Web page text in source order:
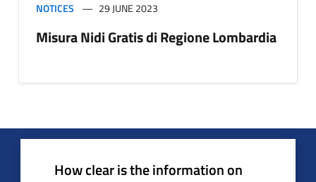
NOTICES 29 JUNE 2023
Misura Nidi Gratis di Regione Lombardia
How clear is the information on